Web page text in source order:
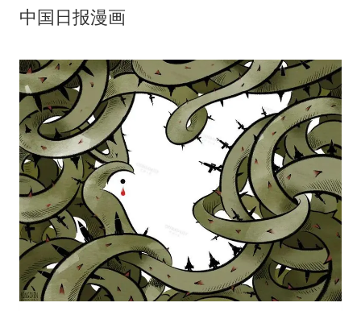
中国日报漫画